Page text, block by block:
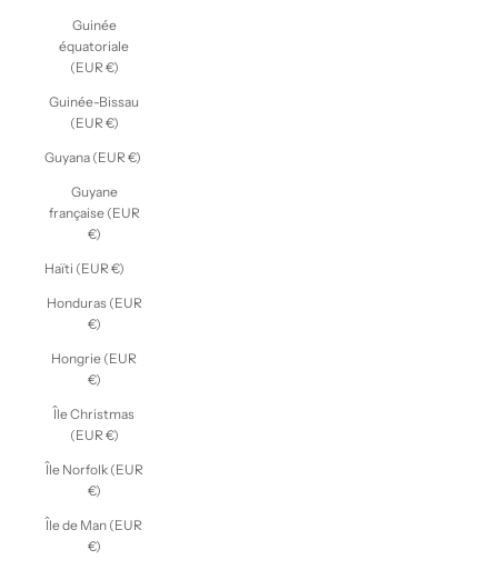
Guinée
équatoriale
(EUR €)
Guinée-Bissau
(EUR €)
Guyana (EUR €)
Guyane
française (EUR
€)
Haïti (EUR €)
Honduras (EUR
€)
Hongrie (EUR
€)
Île Christmas
(EUR €)
Île Norfolk (EUR
€)
Île de Man (EUR
€)